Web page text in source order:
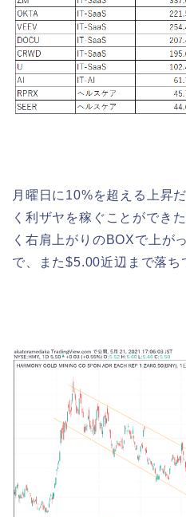
月曜日に10%を超える上昇
く利ザヤを稼ぐことができ
く右肩上がりのBOXで上が
で、また$5.00近辺まで落ち